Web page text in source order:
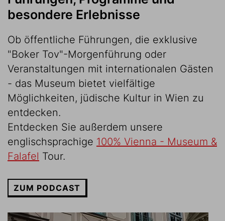
besondere Erlebnisse
Ob öffentliche Führungen, die exklusive
"Boker Tov"-Morgenführung oder
Veranstaltungen mit internationalen Gästen
- das Museum bietet vielfältige
Möglichkeiten, jüdische Kultur in Wien zu
entdecken.
Entdecken Sie außerdem unsere
englischsprachige 100% Vienna - Museum &
Falafel Tour.
ZUM PODCAST